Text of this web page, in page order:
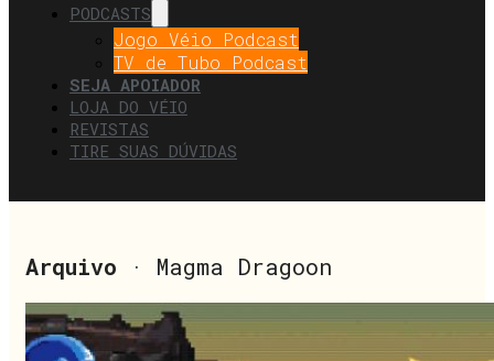
PODCASTS
Jogo Véio Podcast
TV de Tubo Podcast
SEJA APOIADOR
LOJA DO VÉIO
REVISTAS
TIRE SUAS DÚVIDAS
Arquivo · Magma Dragoon